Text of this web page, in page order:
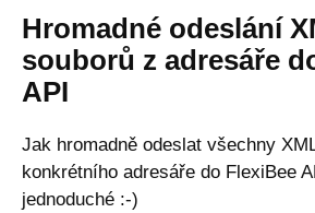
Hromadné odeslání
souborů z adresáře
API
Jak hromadně odeslat všechny
konkrétního adresáře do FlexiBee
jednoduché :-)